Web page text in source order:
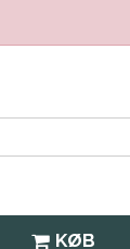
KØB